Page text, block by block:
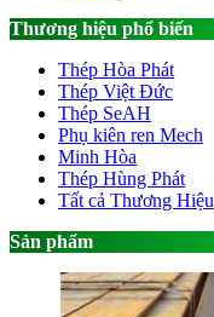
Thương hiệu phổ biến
Thép Hòa Phát
Thép Việt Đức
Thép SeAH
Phụ kiên ren Mech
Minh Hòa
Thép Hùng Phát
Tất cả Thương Hiệu
Sản phẩm